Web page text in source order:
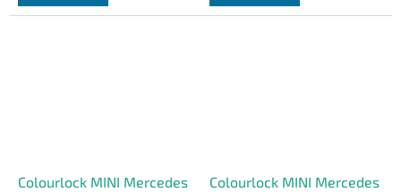
Colourlock MINI Mercedes
Colourlock MINI Mercedes